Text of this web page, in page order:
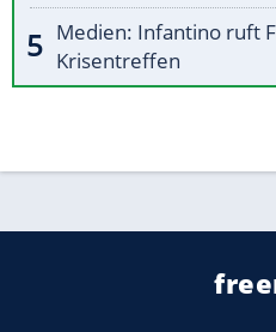
Medien: Infantino ruft
Krisentreffen